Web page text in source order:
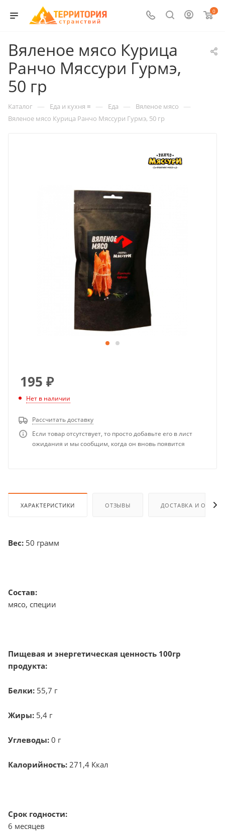
0
Вяленое мясо Курица
Ранчо Мяссури Гурмэ,
50 гр
Каталог — Еда и кухня ≡ — Еда — Вяленое мясо —
Вяленое мясо Курица Ранчо Мяссури Гурмэ, 50 гр
195 ₽
Нет в наличии
Рассчитать доставку
Если товар отсутствует, то просто добавьте его в лист
ожидания и мы сообщим, когда он вновь появится
ХАРАКТЕРИСТИКИ ОТЗЫВЫ ДОСТАВКА И
Вес: 50 грамм
Состав:
мясо, специи
Пищевая и энергетическая ценность 100гр
продукта:
Белки: 55,7 г
Жиры: 5,4 г
Углеводы: 0 г
Калорийность: 271,4 Ккал
Срок годности:
6 месяцев